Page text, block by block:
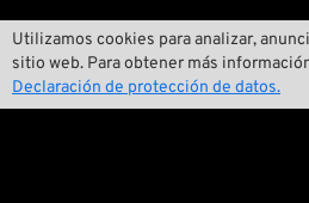
Utilizamos cookies para analizar,
sitio web. Para obtener más
Declaración de protección de datos.
Pan-O-Rama
 Presentaciones especiales